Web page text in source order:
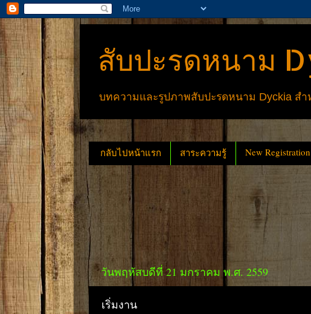
สับปะรดหนาม
บทความและรูปภาพสับปะรดหนาม Dyckia สำ
กลับไปหน้าแรก สาระความรู้ New Registration
วันพฤหัสบดีที่ 21 มกราคม พ.ศ. 2559
เริ่มงาน